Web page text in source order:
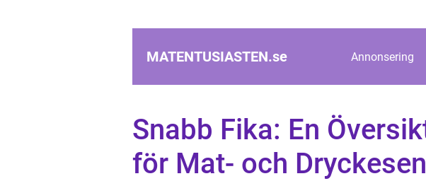
MATENTUSIASTEN.se Annonsering
Snabb Fika: En
för Mat- och